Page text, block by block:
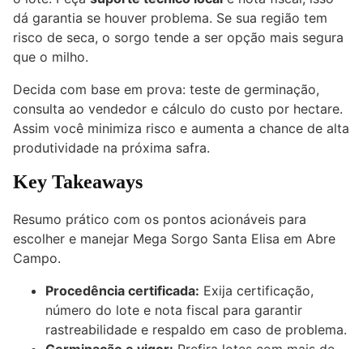
dá garantia se houver problema. Se sua região tem
risco de seca, o sorgo tende a ser opção mais segura
que o milho.
Decida com base em prova: teste de germinação,
consulta ao vendedor e cálculo do custo por hectare.
Assim você minimiza risco e aumenta a chance de alta
produtividade na próxima safra.
Key Takeaways
Resumo prático com os pontos acionáveis para
escolher e manejar Mega Sorgo Santa Elisa em Abre
Campo.
Procedência certificada: Exija certificação,
número do lote e nota fiscal para garantir
rastreabilidade e respaldo em caso de problema.